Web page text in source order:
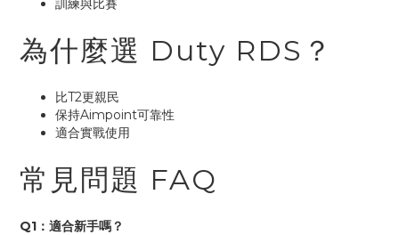
訓練與比賽
為什麼選 Duty RDS？
比T2更親民
保持Aimpoint可靠性
適合實戰使用
常見問題 FAQ
Q1：適合新手嗎？